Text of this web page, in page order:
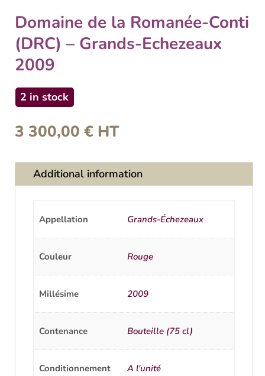
Domaine de la Romanée-Conti
(DRC) – Grands-Echezeaux
2009
2 in stock
3 300,00 € HT
Additional information
Appellation Grands-Échezeaux
Couleur Rouge
Millésime 2009
Contenance Bouteille (75 cl)
Conditionnement A l'unité